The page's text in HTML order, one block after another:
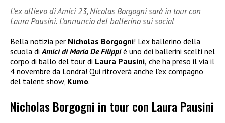
L’ex allievo di Amici 23, Nicolas Borgogni sarà in tour con
Laura Pausini. L’annuncio del ballerino sui social
Bella notizia per Nicholas Borgogni! L’ex ballerino della
scuola di Amici di Maria De Filippiè uno dei ballerini scelti nel
corpo di ballo del tour di Laura Pausini, che ha preso il via il
4 novembre da Londra! Qui ritroverà anche l’ex compagno
del talent show, Kumo.
Nicholas Borgogni in tour con Laura Pausini